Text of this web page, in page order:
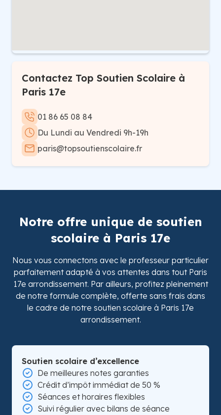
Contactez Top Soutien Scolaire à
Paris 17e
01 86 65 08 84
Du Lundi au Vendredi 9h-19h
paris@topsoutienscolaire.fr
Notre offre unique de soutien
scolaire à Paris 17e
Nous vous connectons avec le professeur particulier
parfaitement adapté à vos attentes dans tout Paris
17e arrondissement. Par ailleurs, profitez pleinement
de notre formule complète, offerte sans frais dans
le cadre de notre soutien scolaire à Paris 17e
arrondissement.
Soutien scolaire d’excellence
De meilleures notes garanties
Crédit d’impôt immédiat de 50 %
Séances et horaires flexibles
Suivi régulier avec bilans de séance